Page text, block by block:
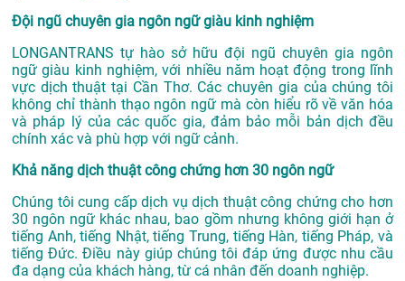
Đội ngũ chuyên gia ngôn ngữ giàu kinh nghiệm
LONGANTRANS tự hào sở hữu đội ngũ chuyên gia ngôn
ngữ giàu kinh nghiệm, với nhiều năm hoạt động trong lĩnh
vực dịch thuật tại Cần Thơ. Các chuyên gia của chúng tôi
không chỉ thành thạo ngôn ngữ mà còn hiểu rõ về văn hóa
và pháp lý của các quốc gia, đảm bảo mỗi bản dịch đều
chính xác và phù hợp với ngữ cảnh.
Khả năng dịch thuật công chứng hơn 30 ngôn ngữ
Chúng tôi cung cấp dịch vụ dịch thuật công chứng cho hơn
30 ngôn ngữ khác nhau, bao gồm nhưng không giới hạn ở
tiếng Anh, tiếng Nhật, tiếng Trung, tiếng Hàn, tiếng Pháp, và
tiếng Đức. Điều này giúp chúng tôi đáp ứng được nhu cầu
đa dạng của khách hàng, từ cá nhân đến doanh nghiệp.